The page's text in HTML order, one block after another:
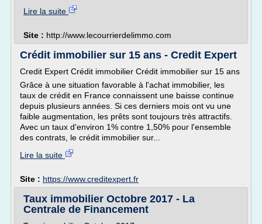
Lire la suite
Site : http://www.lecourrierdelimmo.com
Crédit immobilier sur 15 ans - Credit Expert
Credit Expert Crédit immobilier Crédit immobilier sur 15 ans
Grâce à une situation favorable à l'achat immobilier, les
taux de crédit en France connaissent une baisse continue
depuis plusieurs années. Si ces derniers mois ont vu une
faible augmentation, les prêts sont toujours très attractifs.
Avec un taux d'environ 1% contre 1,50% pour l'ensemble
des contrats, le crédit immobilier sur...
Lire la suite
Site : https://www.creditexpert.fr
Taux immobilier Octobre 2017 - La
Centrale de Financement